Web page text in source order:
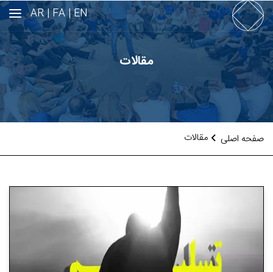
EN |
FA |
AR
مقالات
صفحه اصلی مقالات